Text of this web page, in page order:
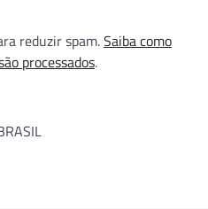
reduzir spam.Saiba como
processados.